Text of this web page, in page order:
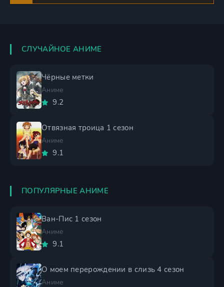
СЛУЧАЙНОЕ АНИМЕ
Чёрные метки
Аниме
9.2
Отвязная троица 1 сезон
Аниме
9.1
ПОПУЛЯРНЫЕ АНИМЕ
Ван-Пис 1 сезон
Аниме
9.1
О моем перерождении в слизь 4 сезон
Аниме